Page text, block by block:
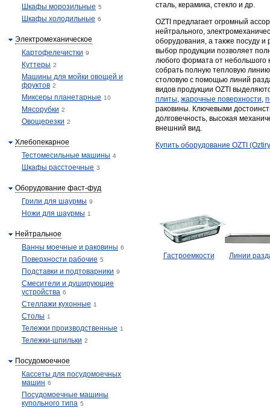
сталь, керамика, стекло и др.
OZTI предлагает огромный
нейтрального,
оборудования, а также посуду
выбор продукции позволяет
любого формата от небольшого
собрать полную тепловую
столовую с помощью линий
видов продукции OZTI
плиты, жарочные поверхности,
раковины. Ключевыми
долговечность, высокая
внешний вид.
Купить оборудование OZTI
Гастроемкости Линии
Шкафы морозильные 5
Шкафы холодильные 6
Электромеханическое
Картофелечистки 9
Куттеры 2
Машины для мойки овощей и
фруктов 2
Миксеры планетарные 10
Мясорубки 2
Овощерезки 2
Хлебопекарное
Тестомесильные машины 4
Шкафы расстоечные 3
Оборудование фаст-фуд
Грили для шаурмы 9
Ножи для шаурмы 1
Нейтральное
Ванны моечные и раковины 6
Поверхности рабочие 5
Подставки и подтоварники 9
Смесители и душирующие
устройства 6
Стеллажи кухонные 1
Столы 1
Тележки производственные 1
Тележки-шпильки 2
Посудомоечное
Кассеты для посудомоечных
машин 6
Посудомоечные машины
купольного типа 5